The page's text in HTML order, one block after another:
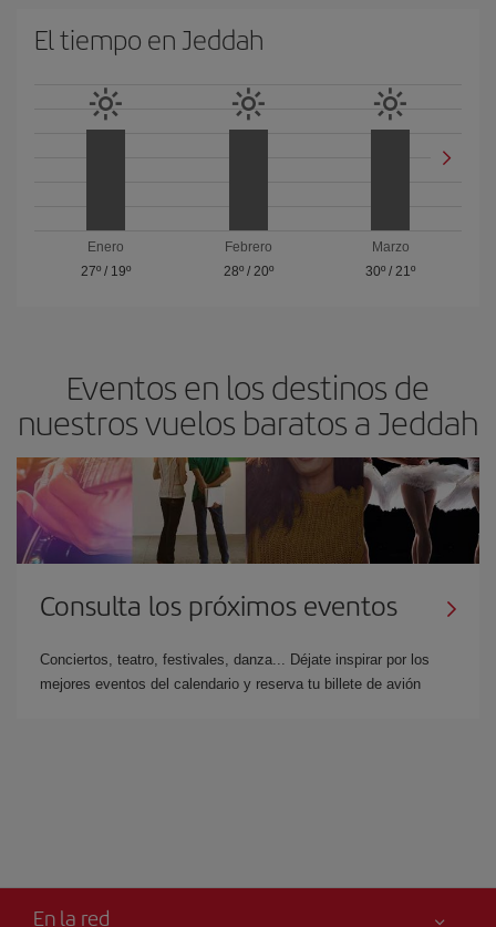
El tiempo en Jeddah
Enero
27º/ 19º
Febrero
28º/ 20º
Marzo
30º /21º
Eventos en los destinos de
nuestros vuelos baratos a Jeddah
Consulta los próximos eventos
Conciertos, teatro, festivales, danza... Déjate inspirar por los
mejores eventos del calendario y reserva tu billete de avión
En la red